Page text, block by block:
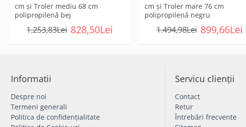
cm şi Troler mediu 68 cm
polipropilenă bej
828,50Lei
1.253,83Lei
cm şi Troler mare 76 cm
polipropilenă negru
899,66Lei
1.494,98Lei
Informatii
Despre noi
Termeni generali
Politica de confidențialitate
Servicu clienții
Contact
Retur
Întrebări frecvente